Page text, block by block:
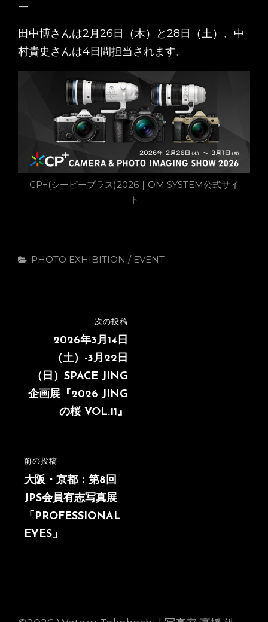
ー
田中博さんは2月26日（木）と28日（土）、中
村貴史さんは4日間担当されます。
CP+(シーピープラス)2026｜OM SYSTEM公式サイ
ト
カ
PHOTO EXHIBITION / EVENT
ゲ
ョ
ン
前
の
投
稿
前の投稿
大阪・京都：第8回
JPS会員有志写真展
「PROFESSIONAL
EYES」
次の投稿
2026年3月14日
（土）-3月22日
（日）SPACE JING
企画展『2026 JING
の桜 VOL.11』